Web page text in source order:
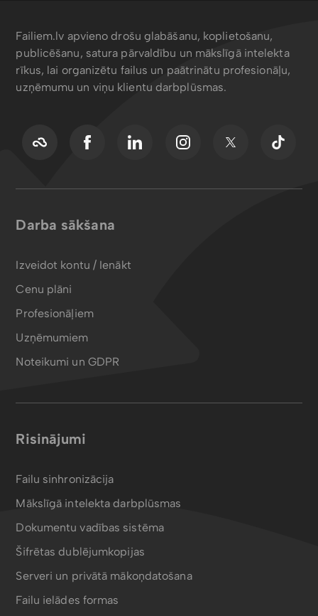
Failiem.lv apvieno drošu glabāšanu, koplietošanu,
publicēšanu, satura pārvaldību un mākslīgā intelekta
rīkus, lai organizētu failus un paātrinātu profesionāļu,
uzņēmumu un viņu klientu darbplūsmas.
Darba sākšana
Izveidot kontu / Ienākt
Cenu plāni
Profesionāļiem
Uzņēmumiem
Noteikumi un GDPR
Risinājumi
Failu sinhronizācija
Mākslīgā intelekta darbplūsmas
Dokumentu vadības sistēma
Šifrētas dublējumkopijas
Serveri un privātā mākoņdatošana
Failu ielādes formas